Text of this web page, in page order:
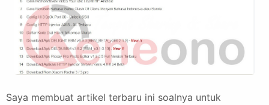
Saya membuat artikel terbaru ini soalnya untuk